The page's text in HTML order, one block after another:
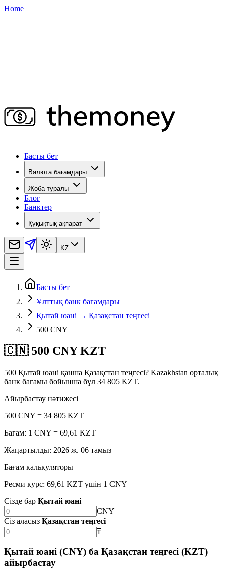
Home
Басты бет
Валюта бағамдары
Жоба туралы
Блог
Банктер
Құқықтық ақпарат
KZ
Басты бет
Ұлттық банк бағамдары
Қытай юані → Қазақстан теңгесі
500 CNY
🇨🇳 500 CNY KZT
500 Қытай юані қанша Қазақстан теңгесі? Kazakhstan орталық
банк бағамы бойынша бұл 34 805 KZT.
Айырбастау нәтижесі
500 CNY = 34 805 KZT
Бағам: 1 CNY = 69,61 KZT
Жаңартылды: 2026 ж. 06 тамыз
Бағам калькуляторы
Ресми курс: 69,61 KZT үшін 1 CNY
Сізде бар Қытай юані
CNY
Сіз аласыз Қазақстан теңгесі
₸
Қытай юані (CNY) ба Қазақстан теңгесі (KZT)
айырбастау